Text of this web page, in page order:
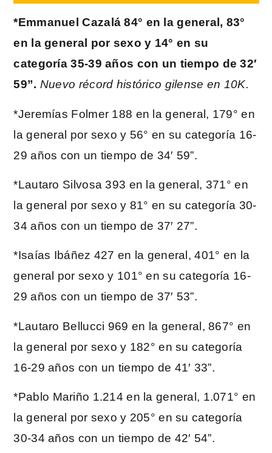
*Emmanuel Cazalá 84° en la general, 83°
en la general por sexo y 14° en su
categoría 35-39 años con un tiempo de 32′
59”. Nuevo récord histórico gilense en 10K.
*Jeremías Folmer 188 en la general, 179° en
la general por sexo y 56° en su categoría 16-
29 años con un tiempo de 34′ 59”.
*Lautaro Silvosa 393 en la general, 371° en
la general por sexo y 81° en su categoría 30-
34 años con un tiempo de 37′ 27”.
*Isaías Ibáñez 427 en la general, 401° en la
general por sexo y 101° en su categoría 16-
29 años con un tiempo de 37′ 53”.
*Lautaro Bellucci 969 en la general, 867° en
la general por sexo y 182° en su categoría
16-29 años con un tiempo de 41′ 33”.
*Pablo Mariño 1.214 en la general, 1.071° en
la general por sexo y 205° en su categoría
30-34 años con un tiempo de 42′ 54”.